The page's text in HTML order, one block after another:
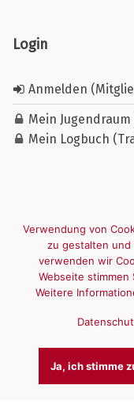
Login
Anmelden
Mein Jugendraum
Mein Logbuch
Verwendung von
zu gestalten
verwenden wir
Webseite stimmen
Weitere
Ja, ich stimme